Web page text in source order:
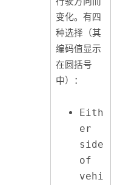
变化。有四
种选择（其
编码值显示
在圆括号
中）：
Eith
er
side
of
vehi